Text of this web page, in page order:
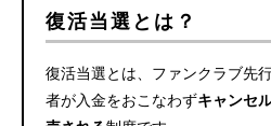
復活当選とは？
復活当選とは、ファンクラブ先
者が入金をおこなわずキャンセ